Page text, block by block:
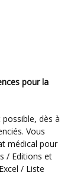
Vous
médical pour
/ Editions et
/ Liste